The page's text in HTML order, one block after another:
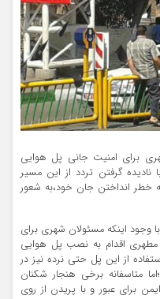
برای امنیت جانی پل هوایی
نادیده گرفتن تردد از این مسیر
خطر انداختن جان خود،به شعور
وجود اینکه مسئولان شهری برای
اقدام به نصب پل هوایی
از این پل حتی نرده نیز در
متاسفانه برخی هنجار شکنان
برای عبور و با پریدن از روی